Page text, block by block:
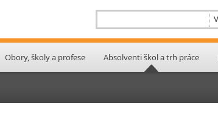
Obory, školy a profese Absolventi škol a trh práce